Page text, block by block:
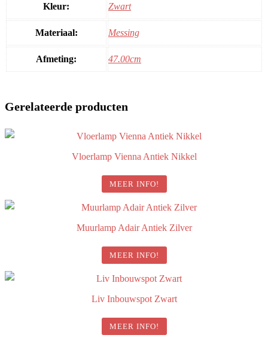
Kleur: Zwart
Materiaal: Messing
Afmeting: 47.00cm
Gerelateerde producten
Vloerlamp Vienna Antiek Nikkel
MEER INFO!
Muurlamp Adair Antiek Zilver
MEER INFO!
Liv Inbouwspot Zwart
MEER INFO!